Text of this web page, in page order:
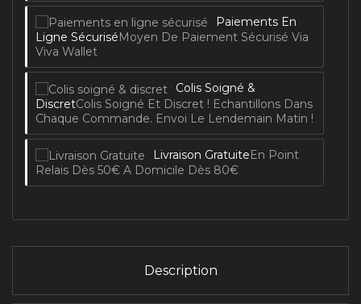
Paiements En
Ligne SécuriséMoyen De Paiement Sécurisé Via
Viva Wallet
Colis Soigné &
DiscretColis Soigné Et Discret ! Echantillons Dans
Chaque Commande. Envoi Le Lendemain Matin !
Livraison GratuiteEn Point
Relais Dès 50€ A Domicile Dès 80€
Description